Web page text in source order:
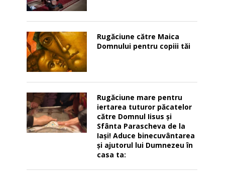
Rugăciune către Maica
Domnului pentru copiii tăi
Rugăciune mare pentru
iertarea tuturor păcatelor
către Domnul Iisus şi
Sfânta Parascheva de la
Iaşi! Aduce binecuvântarea
şi ajutorul lui Dumnezeu în
casa ta: